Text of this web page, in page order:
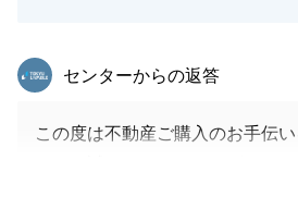
東急リバブル
センターからの返答
この度は不動産ご購入のお手伝